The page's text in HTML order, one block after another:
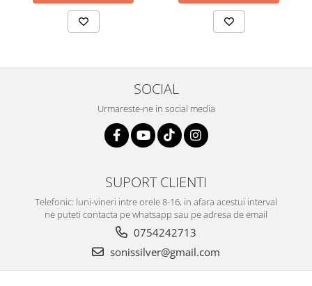
SOCIAL
Urmareste-ne in social media
SUPORT CLIENTI
Telefonic: luni-vineri intre orele 8-16, in afara acestui interval
ne puteti contacta pe whatsapp sau pe adresa de email
0754242713
sonissilver@gmail.com